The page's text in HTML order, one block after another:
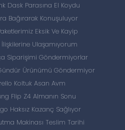
Dask Parasına El Koydu
Bağırarak Konuşuluyor
Eksik Ve Kayip
Ulaşamıyorum
Siparişimi Göndermiyorlar
Ürünümü Göndermiyor
Koltuk Asan Avm
Flip Z4 Almanın Sonu
Haksız Kazanç Sağlıyor
Makinası Teslim Tarihi